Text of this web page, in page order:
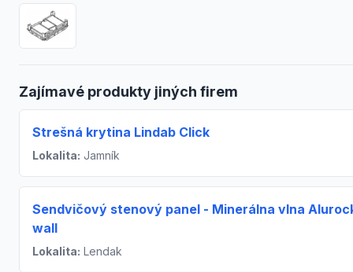
Zajímavé produkty jiných firem
Strešná krytina Lindab Click
Lokalita: Jamník
Sendvičový stenový panel - Minerálna vlna
wall
Lokalita: Lendak